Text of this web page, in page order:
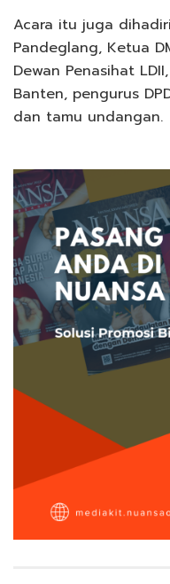
Acara itu juga
Pandeglang, Ketua
Dewan Penasihat
Banten, pengurus
dan tamu undangan.